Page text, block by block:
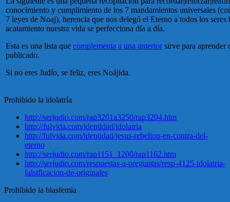
conocimiento y cumplimiento de los 7 mandamientos universales
7 leyes de Noaj), herencia que nos delegó el Eterno a todos los seres
acatamiento nuestra vida se perfecciona día a día.
Esta es una lista que complementa a una anterior sirve para aprender
publicado.
Si no eres Judío, se feliz, eres Noájida.
Prohibido la idolatría
http://serjudio.com/rap3201a3250/rap3204.htm
http://fulvida.com/identidad/idolatria
http://fulvida.com/identidad/jesus-rebelion-en-contra-del-
eterno
http://serjudio.com/rap1151_1200/rap1162.htm
http://serjudio.com/respuestas-a-preguntas/resp-4125-idolatria-
falsificacion-de-originales
Prohibido la blasfemia